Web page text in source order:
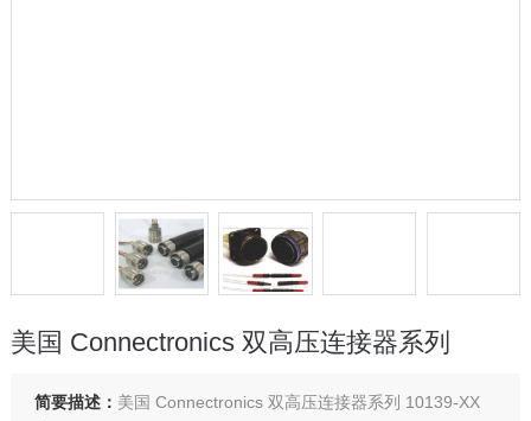
美国 Connectronics 双高压连接器系列
简要描述： 美国 Connectronics 双高压连接器系列 10139-XX